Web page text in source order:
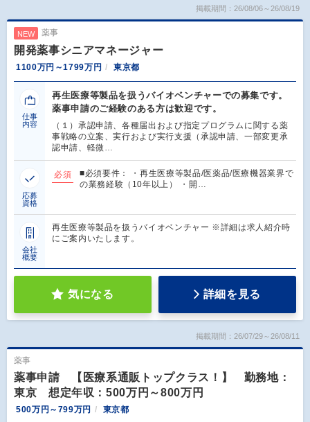
掲載期間：26/08/06～26/08/19
NEW 薬事
開発薬事シニアマネージャー
1100万円～1799万円 東京都
仕事
内容
再生医療等製品を扱うバイオベンチャーでの募集です。
薬事申請のご経験のある方は歓迎です。
（１）承認申請、各種届出および指定プログラムに関する薬
事戦略の立案、実行および実行支援（承認申請、一部変更承
認申請、軽微…
応募
資格
必須
■必須要件： ・再生医療等製品/医薬品/医療機器業界で
の業務経験（10年以上） ・開…
会社
概要
再生医療等製品を扱うバイオベンチャー ※詳細は求人紹介時
にご案内いたします。
気になる 詳細を見る
掲載期間：26/07/29～26/08/11
薬事
薬事申請 【医療系通販トップクラス！】 勤務地：
東京 想定年収：500万円～800万円
500万円～799万円 東京都